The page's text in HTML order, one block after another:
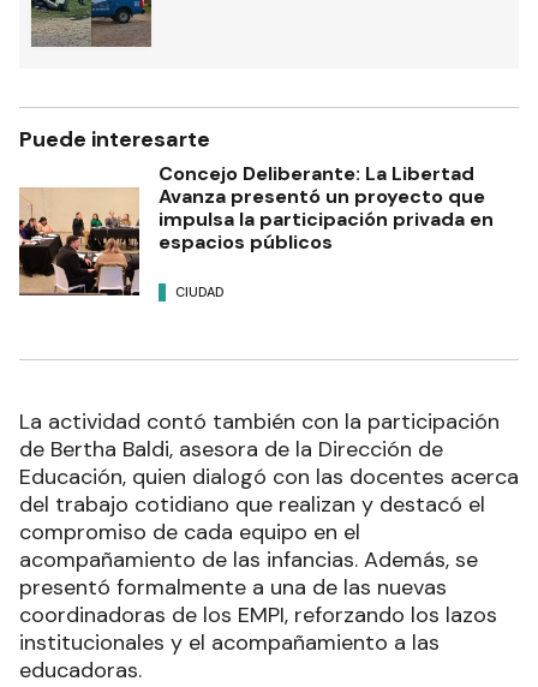
Puede interesarte
Concejo Deliberante: La Libertad
Avanza presentó un proyecto que
impulsa la participación privada en
espacios públicos
CIUDAD
La actividad contó también con la participación
de Bertha Baldi, asesora de la Dirección de
Educación, quien dialogó con las docentes acerca
del trabajo cotidiano que realizan y destacó el
compromiso de cada equipo en el
acompañamiento de las infancias. Además, se
presentó formalmente a una de las nuevas
coordinadoras de los EMPI, reforzando los lazos
institucionales y el acompañamiento a las
educadoras.